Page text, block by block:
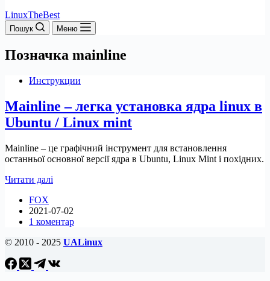
LinuxTheBest
Пошук Меню
Позначка mainline
Инструкции
Mainline – легка установка ядра linux в
Ubuntu / Linux mint
Mainline – це графічний інструмент для встановлення
останньої основної версії ядра в Ubuntu, Linux Mint і похідних.
Читати далі
установка
ядра
в
/
FOX
2021-07-02
1 коментар
© 2010 - 2025 UALinux